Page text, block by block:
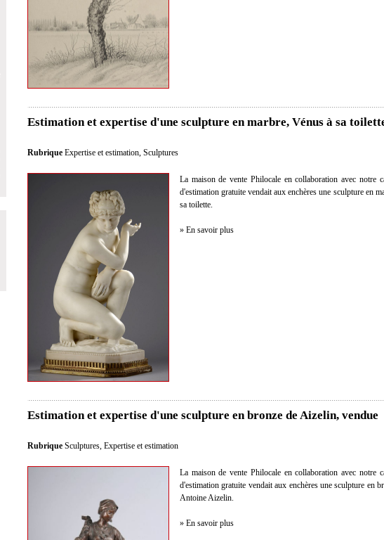
Estimation et expertise d'une sculpture en marbre, Vénus à sa
Rubrique Expertise et estimation, Sculptures
La maison de vente Philocale en collaboration avec notre
d'estimation gratuite vendait aux enchères une sculpture en
sa toilette.
» En savoir plus
Estimation et expertise d'une sculpture en bronze de Aizelin, vendue
Rubrique Sculptures Expertise et estimation
La maison de vente Philocale en collaboration avec notre
d'estimation gratuite vendait aux enchères une sculpture en
Antoine Aizelin.
» En savoir plus